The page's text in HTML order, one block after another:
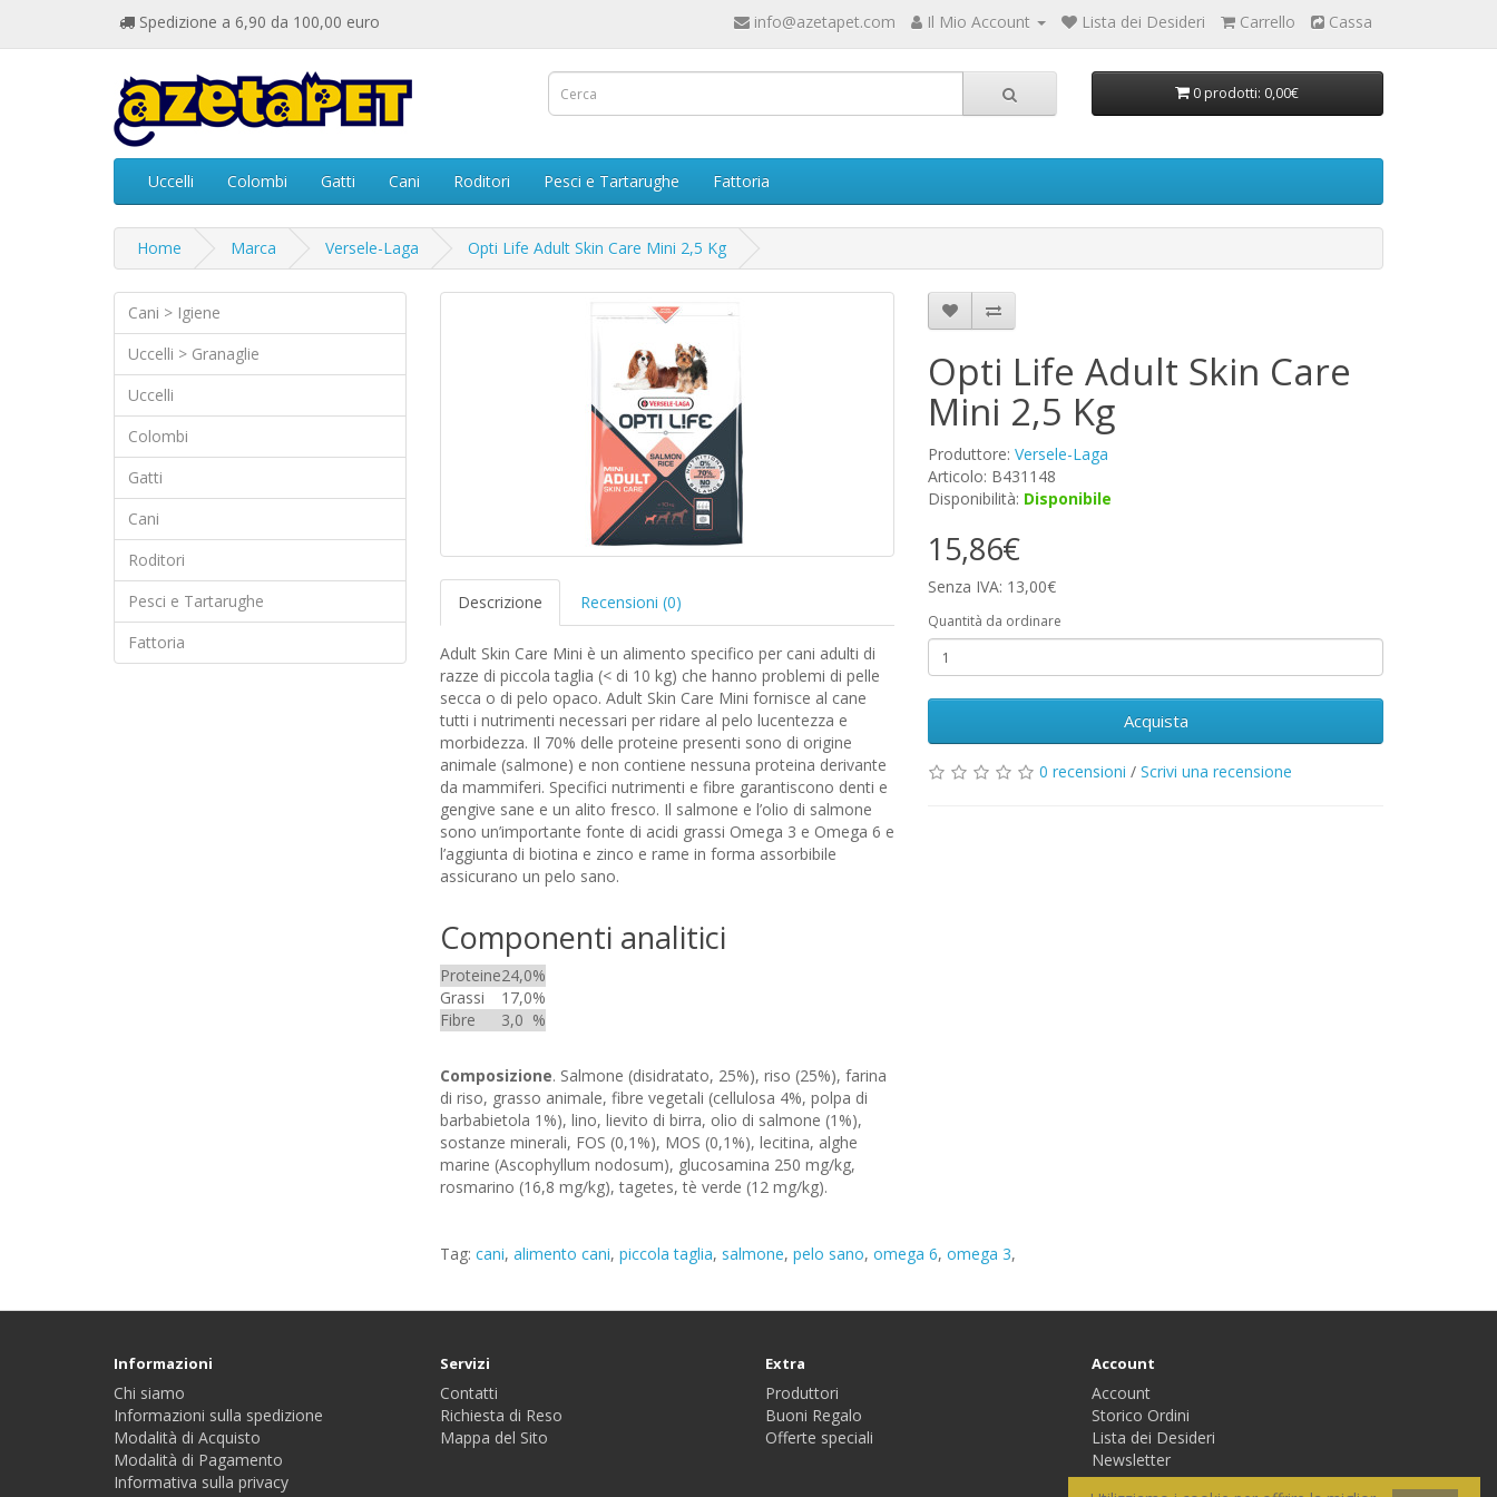
Spedizione a 6,90 da 100,00 euro info@azetapet.com Il Mio Account Lista dei Desideri Carrello Cassa
0 prodotti: 0,00€
Uccelli Colombi Gatti Cani Roditori Pesci e Tartarughe Fattoria
Home Marca Versele-Laga Opti Life Adult Skin Care Mini 2,5 Kg
Cani > Igiene
Uccelli > Granaglie
Uccelli
Colombi
Gatti
Cani
Roditori
Pesci e Tartarughe
Fattoria
Descrizione Recensioni (0)
Adult Skin Care Mini è un alimento specifico per cani adulti di
razze di piccola taglia (< di 10 kg) che hanno problemi di pelle
secca o di pelo opaco. Adult Skin Care Mini fornisce al cane
tutti i nutrimenti necessari per ridare al pelo lucentezza e
morbidezza. Il 70% delle proteine presenti sono di origine
animale (salmone) e non contiene nessuna proteina derivante
da mammiferi. Specifici nutrimenti e fibre garantiscono denti e
gengive sane e un alito fresco. Il salmone e l’olio di salmone
sono un’importante fonte di acidi grassi Omega 3 e Omega 6 e
l’aggiunta di biotina e zinco e rame in forma assorbibile
assicurano un pelo sano.
Componenti analitici
Proteine24,0%
Grassi
17,0%
Fibre
3,0 %
Composizione. Salmone (disidratato, 25%), riso (25%), farina
di riso, grasso animale, fibre vegetali (cellulosa 4%, polpa di
barbabietola 1%), lino, lievito di birra, olio di salmone (1%),
sostanze minerali, FOS (0,1%), MOS (0,1%), lecitina, alghe
marine (Ascophyllum nodosum), glucosamina 250 mg/kg,
rosmarino (16,8 mg/kg), tagetes, tè verde (12 mg/kg).
Opti Life Adult Skin Care
Mini 2,5 Kg
Produttore:Versele-Laga
Articolo: B431148
Disponibilità: Disponibile
15,86€
Senza IVA: 13,00€
Quantità da ordinare
Acquista
0 recensioni /Scrivi una recensione
Tag: cani, alimento cani, piccola taglia, salmone, pelo sano, omega 6, omega 3,
Informazioni
Chi siamo
Informazioni sulla spedizione
Modalità di Acquisto
Modalità di Pagamento
Informativa sulla privacy
Servizi
Contatti
Richiesta di Reso
Mappa del Sito
Extra
Produttori
Buoni Regalo
Offerte speciali
Account
Account
Storico Ordini
Lista dei Desideri
Newsletter